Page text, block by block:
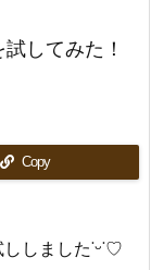
してみた！
Copy
しました˙ᵕ˙♡